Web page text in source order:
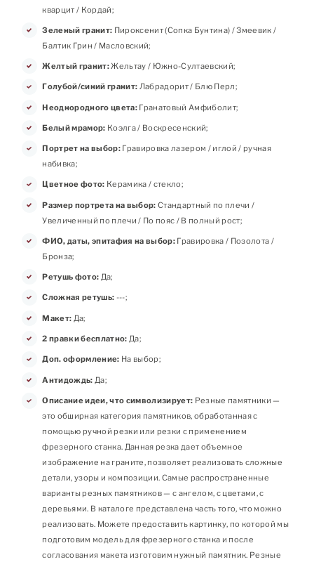
кварцит / Кордай;
Зеленый гранит: Пироксенит (Сопка Бунтина) / Змеевик /
Балтик Грин / Масловский;
Желтый гранит:Жельтау / Южно-Султаевский;
Голубой/синий гранит: Лабрадорит / Блю Перл;
Неоднородного цвета:Гранатовый Амфиболит;
Белый мрамор: Коэлга / Воскресенский;
Портрет на выбор:Гравировка лазером / иглой / ручная
набивка;
Цветное фото: Керамика / стекло;
Размер портрета на выбор: Стандартный по плечи /
Увеличенный по плечи / По пояс / В полный рост;
ФИО, даты, эпитафия на выбор:Гравировка / Позолота /
Бронза;
Ретушь фото: Да;
Сложная ретушь: ---;
Макет: Да;
2 правки бесплатно: Да;
Доп. оформление: На выбор;
Антидождь: Да;
Описание идеи, что символизирует: Резные памятники —
это обширная категория памятников, обработанная с
помощью ручной резки или резки с применением
фрезерного станка. Данная резка дает объемное
изображение на граните, позволяет реализовать сложные
детали, узоры и композиции. Самые распространенные
варианты резных памятников — с ангелом, с цветами, с
деревьями. В каталоге представлена часть того, что можно
реализовать. Можете предоставить картинку, по которой мы
подготовим модель для фрезерного станка и после
согласования макета изготовим нужный памятник. Резные